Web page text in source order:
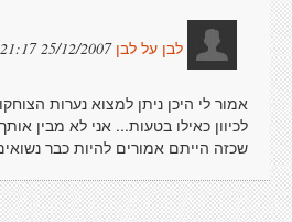
לבן על לבן 25/12/2007 20:21:17
אמור לי היכן ניתן למצוא נערות
לכיוון כאילו בטעות... אני לא מבין
שכזה הייתם אמורים להיות כבר